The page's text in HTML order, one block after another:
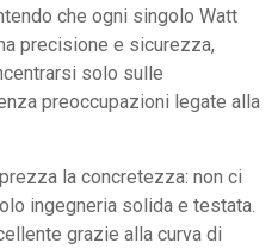
che ogni singolo Watt
precisione e sicurezza,
solo sulle
preoccupazioni legate alla
la concretezza: non ci
ingegneria solida e testata.
grazie alla curva di